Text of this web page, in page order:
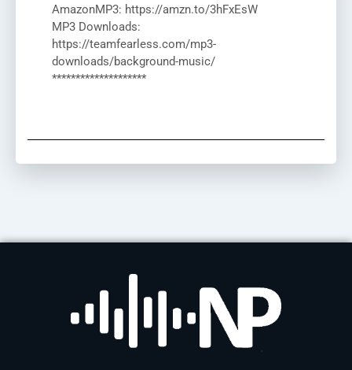
AmazonMP3: https://amzn.to/3hFxEsW
MP3 Downloads:
https://teamfearless.com/mp3-
downloads/background-music/
********************